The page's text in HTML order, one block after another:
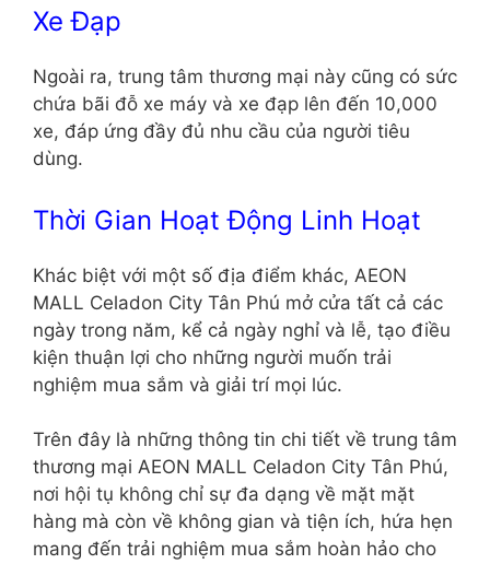
Xe Đạp
Ngoài ra, trung tâm thương mại này cũng có sức
chứa bãi đỗ xe máy và xe đạp lên đến 10,000
xe, đáp ứng đầy đủ nhu cầu của người tiêu
dùng.
Thời Gian Hoạt Động Linh Hoạt
Khác biệt với một số địa điểm khác, AEON
MALL Celadon City Tân Phú mở cửa tất cả các
ngày trong năm, kể cả ngày nghỉ và lễ, tạo điều
kiện thuận lợi cho những người muốn trải
nghiệm mua sắm và giải trí mọi lúc.
Trên đây là những thông tin chi tiết về trung tâm
thương mại AEON MALL Celadon City Tân Phú,
nơi hội tụ không chỉ sự đa dạng về mặt mặt
hàng mà còn về không gian và tiện ích, hứa hẹn
mang đến trải nghiệm mua sắm hoàn hảo cho